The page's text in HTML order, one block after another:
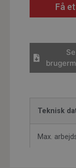
Få
Se
Teknisk
Max.